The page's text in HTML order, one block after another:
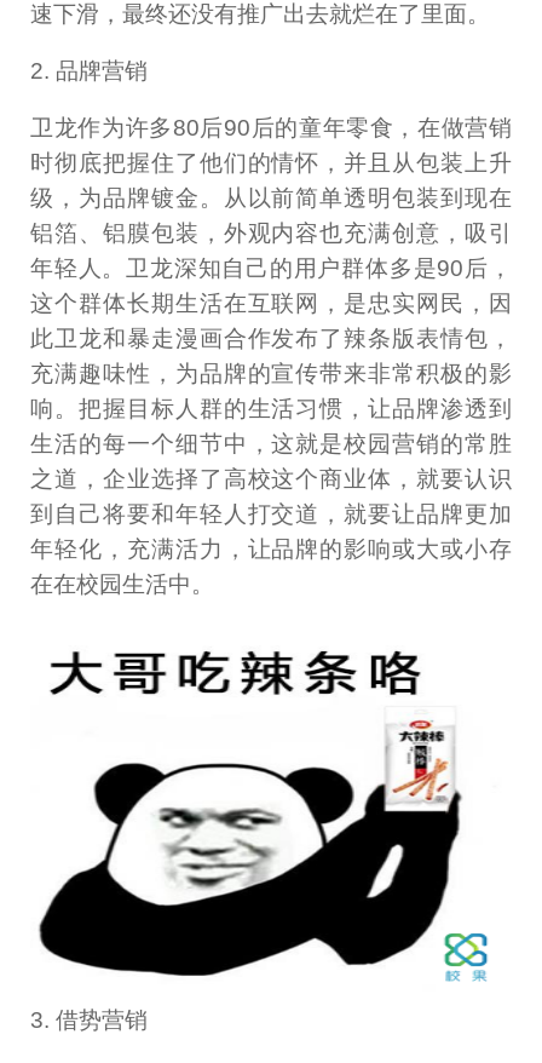
速下滑，最终还没有推广出去就烂在了里面。
2. 品牌营销
卫龙作为许多80后90后的童年零食，在做营销
时彻底把握住了他们的情怀，并且从包装上升
级，为品牌镀金。从以前简单透明包装到现在
铝箔、铝膜包装，外观内容也充满创意，吸引
年轻人。卫龙深知自己的用户群体多是90后，
这个群体长期生活在互联网，是忠实网民，因
此卫龙和暴走漫画合作发布了辣条版表情包，
充满趣味性，为品牌的宣传带来非常积极的影
响。把握目标人群的生活习惯，让品牌渗透到
生活的每一个细节中，这就是校园营销的常胜
之道，企业选择了高校这个商业体，就要认识
到自己将要和年轻人打交道，就要让品牌更加
年轻化，充满活力，让品牌的影响或大或小存
在在校园生活中。
3. 借势营销